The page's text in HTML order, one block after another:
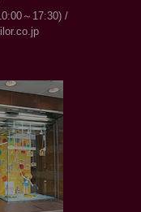
～17:30) /